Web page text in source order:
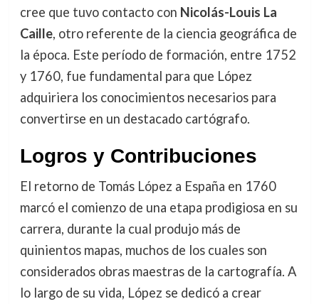
cree que tuvo contacto con Nicolás-Louis La
Caille, otro referente de la ciencia geográfica de
la época. Este período de formación, entre 1752
y 1760, fue fundamental para que López
adquiriera los conocimientos necesarios para
convertirse en un destacado cartógrafo.
Logros y Contribuciones
El retorno de Tomás López a España en 1760
marcó el comienzo de una etapa prodigiosa en su
carrera, durante la cual produjo más de
quinientos mapas, muchos de los cuales son
considerados obras maestras de la cartografía. A
lo largo de su vida, López se dedicó a crear